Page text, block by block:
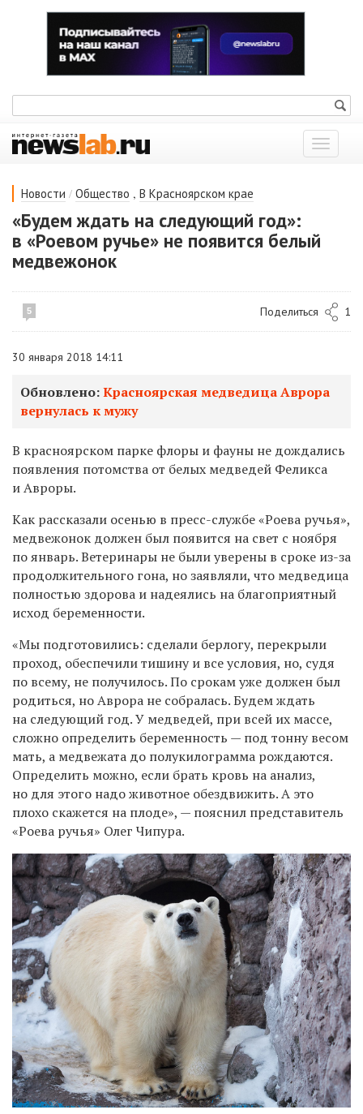
Показать
меню
Новости / Общество , В Красноярском крае
«Будем ждать на следующий год»:
в «Роевом ручье» не появится белый
медвежонок
5 Поделиться 1
30 января 2018 14:11
Обновлено:Красноярская медведица Аврора
вернулась к мужу
В красноярском парке флоры и фауны не дождались
появления потомства от белых медведей Феликса
и Авроры.
Как рассказали осенью в пресс-службе «Роева ручья»,
медвежонок должен был появится на свет с ноября
по январь. Ветеринары не были уверены в сроке из-за
продолжительного гона, но заявляли, что медведица
полностью здорова и надеялись на благоприятный
исход беременности.
«Мы подготовились: сделали берлогу, перекрыли
проход, обеспечили тишину и все условия, но, судя
по всему, не получилось. По срокам уже должен был
родиться, но Аврора не собралась. Будем ждать
на следующий год. У медведей, при всей их массе,
сложно определить беременность — под тонну весом
мать, а медвежата до полукилограмма рождаются.
Определить можно, если брать кровь на анализ,
но для этого надо животное обездвижить. А это
плохо скажется на плоде», — пояснил представитель
«Роева ручья» Олег Чипура.